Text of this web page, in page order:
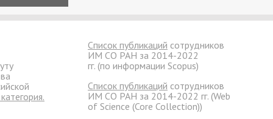
Список публикаций сотрудников
ИМ СО РАН за 2014-2022
гг. (по информации Scopus)
Список публикаций сотрудников
ИМ СО РАН за 2014-2022 гг. (Web
of Science (Core Collection))